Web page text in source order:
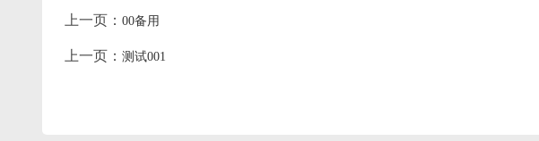
上一页： 00备用
上一页： 测试001